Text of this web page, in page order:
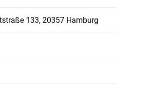
133, 20357 Hamburg